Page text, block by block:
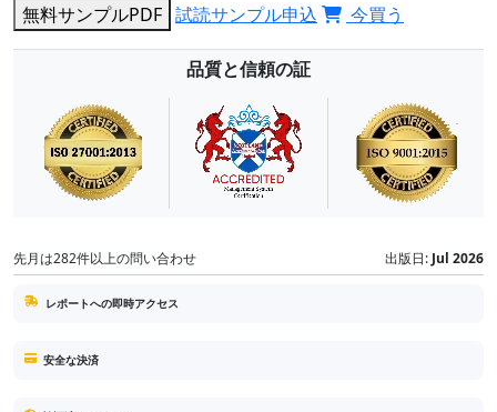
無料サンプルPDF 試読サンプル申込 今買う
品質と信頼の証
先月は282件以上の問い合わせ 出版日: Jul 2026
レポートへの即時アクセス
安全な決済